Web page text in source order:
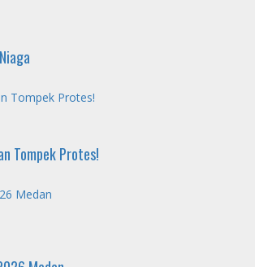
Tompek Protes!
Tompek Protes!
Medan